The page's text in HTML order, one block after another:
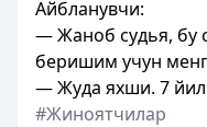
Айбланувчи:
— Жаноб судья, бу
беришим учун
— Жуда яхши. 7 йил
#Жиноятчилар